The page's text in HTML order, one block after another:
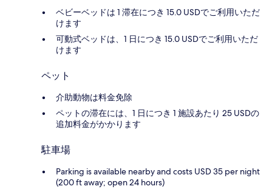
ベビーベッドは 1 滞在につき 15.0 USDでご利用いただ
けます
可動式ベッドは、1 日につき 15.0 USDでご利用いただ
けます
ペット
介助動物は料金免除
ペットの滞在には、1 日につき 1 施設あたり 25 USDの
追加料金がかかります
駐車場
Parking is available nearby and costs USD 35 per night
(200 ft away; open 24 hours)